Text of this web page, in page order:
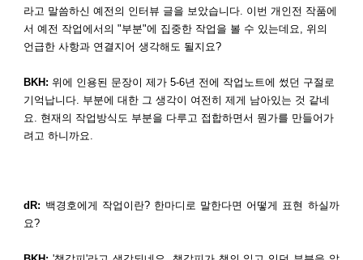
라고 말씀하신 예전의 인터뷰 글을 보았습니다. 이번 개인전 작품에
서 예전 작업에서의 "부분"에 집중한 작업을 볼 수 있는데요, 위의
언급한 사항과 연결지어 생각해도 될지요?
BKH: 위에 인용된 문장이 제가 5-6년 전에 작업노트에 썼던 구절로
기억납니다. 부분에 대한 그 생각이 여전히 제게 남아있는 것 같네
요. 현재의 작업방식도 부분을 다루고 접합하면서 뭔가를 만들어가
려고 하니까요.
dR: 백경호에게 작업이란? 한마디로 말한다면 어떻게 표현 하실까
요?